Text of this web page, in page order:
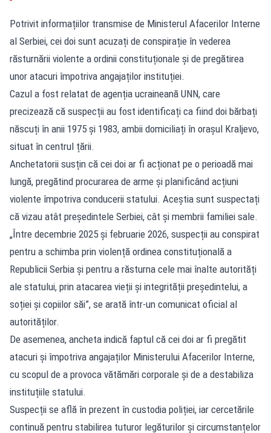
Potrivit informațiilor transmise de Ministerul Afacerilor Interne
al Serbiei, cei doi sunt acuzați de conspirație în vederea
răsturnării violente a ordinii constituționale și de pregătirea
unor atacuri împotriva angajaților instituției.
Cazul a fost relatat de agenția ucraineană UNN, care
precizează că suspecții au fost identificați ca fiind doi bărbați
născuți în anii 1975 și 1983, ambii domiciliați în orașul Kraljevo,
situat în centrul țării.
Anchetatorii susțin că cei doi ar fi acționat pe o perioadă mai
lungă, pregătind procurarea de arme și planificând acțiuni
violente împotriva conducerii statului. Aceștia sunt suspectați
că vizau atât președintele Serbiei, cât și membrii familiei sale.
„Între decembrie 2025 și februarie 2026, suspecții au conspirat
pentru a schimba prin violență ordinea constituțională a
Republicii Serbia și pentru a răsturna cele mai înalte autorități
ale statului, prin atacarea vieții și integrității președintelui, a
soției și copiilor săi”, se arată într-un comunicat oficial al
autorităților.
De asemenea, ancheta indică faptul că cei doi ar fi pregătit
atacuri și împotriva angajaților Ministerului Afacerilor Interne,
cu scopul de a provoca vătămări corporale și de a destabiliza
instituțiile statului.
Suspecții se află în prezent în custodia poliției, iar cercetările
continuă pentru stabilirea tuturor legăturilor și circumstanțelor